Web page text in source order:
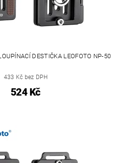
DESTIČKA LEOFOTO NP-50
433 Kč bez DPH
524 Kč